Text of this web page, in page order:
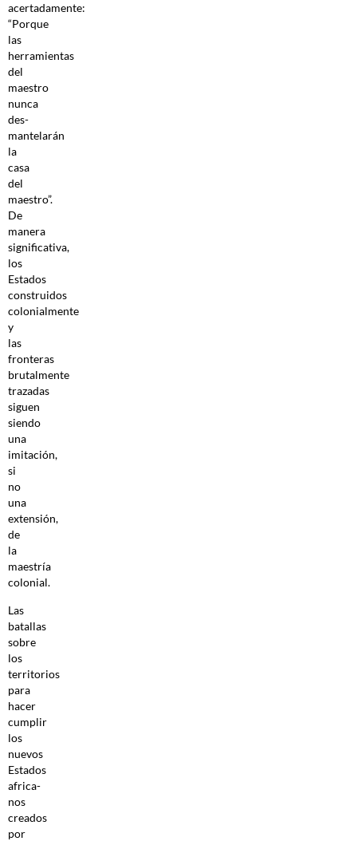
acertadamente:
“Porque
las
herramientas
del
maestro
nunca
des­
mantelarán
la
casa
del
maestro”.
De
manera
significativa,
los
Estados
construidos
colonialmente
y
las
fronteras
brutalmente
trazadas
siguen
siendo
una
imitación,
si
no
una
extensión,
de
la
maestría
colonial.
Las
batallas
sobre
los
territorios
para
hacer
cumplir
los
nuevos
Estados
africa­
nos
creados
por